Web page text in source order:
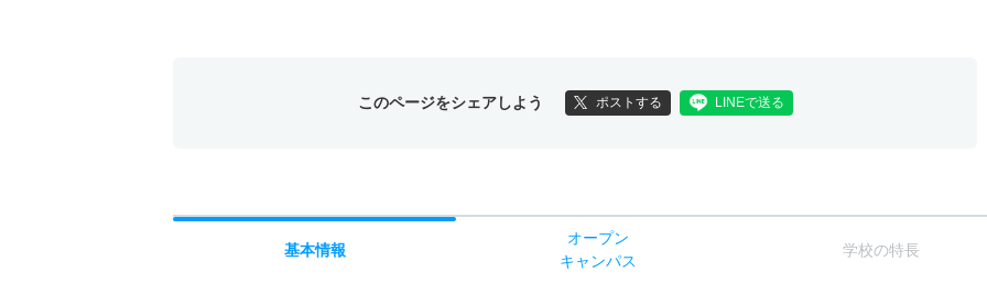
このページをシェアしよう ポストする LINEで送る
基本情報
オープン
キャンパス
学校の特長